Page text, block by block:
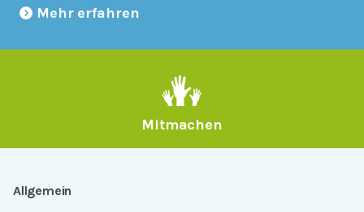
Mehr erfahren
Mitmachen
Allgemein